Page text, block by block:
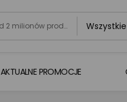
AKTUALNE PROMOCJE